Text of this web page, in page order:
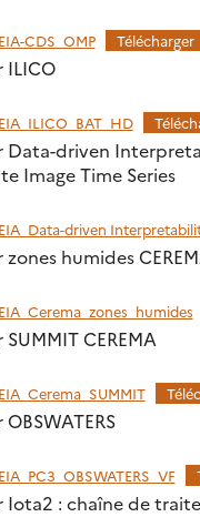
CDS_OMP Télécharger
ILICO
Data-driven
Image Time Series
driven
zones humides
SUMMIT CEREMA
OBSWATERS
Iota2 : chaîne de